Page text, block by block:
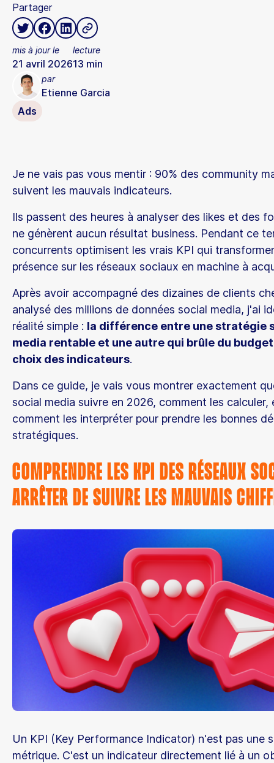
mis à jour le
21 avril 2026
lecture
13 min
par
Etienne Garcia
Ads
Partager
Je ne vais pas vous mentir : 90% des community
suivent les mauvais indicateurs.
Ils passent des heures à analyser des likes et des
ne génèrent aucun résultat business. Pendant ce
concurrents optimisent les vrais KPI qui
présence sur les réseaux sociaux en machine à
Après avoir accompagné des dizaines de clients
analysé des millions de données social media, j'ai
réalité simple : la différence entre une stratégie
media rentable et une autre qui brûle du
choix des indicateurs.
Dans ce guide, je vais vous montrer exactement
social media suivre en 2026, comment les
comment les interpréter pour prendre les bonnes
stratégiques.
Comprendre les KPI des réseaux
arrêter de suivre les mauvais
Un KPI (Key Performance Indicator) n'est pas une
métrique. C'est un indicateur directement lié à un